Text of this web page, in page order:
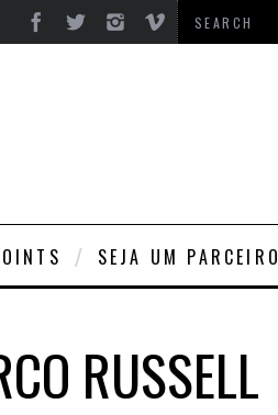
SEJA UM PARCEIRO
RUSSELL